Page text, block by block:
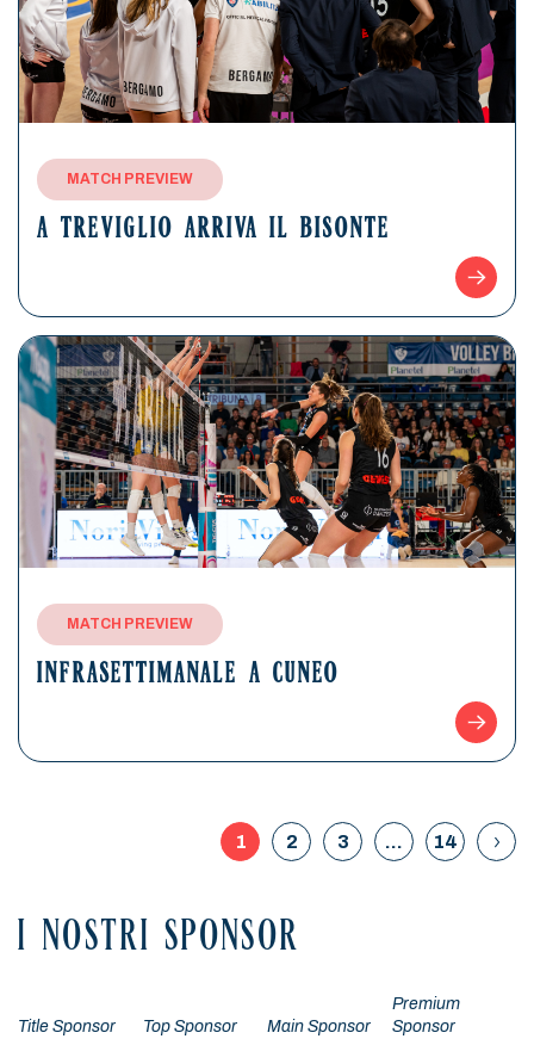
MATCH PREVIEW
A TREVIGLIO ARRIVA IL BISONTE
MATCH PREVIEW
INFRASETTIMANALE A CUNEO
1 2 3 … 14
I NOSTRI SPONSOR
Title Sponsor Top Sponsor Main Sponsor
Premium
Sponsor